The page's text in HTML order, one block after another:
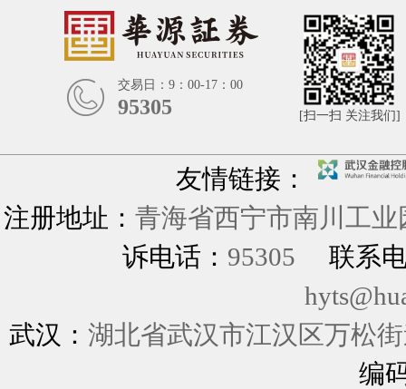
交易日：9：00-17：00
95305 [扫一扫 关注我们]
友情链接：
注册地址： 青海省西宁市南川工
诉电话： 95305
联系
武汉： 湖北省武汉市江汉区万松
编